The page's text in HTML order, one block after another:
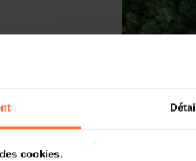
cookies.